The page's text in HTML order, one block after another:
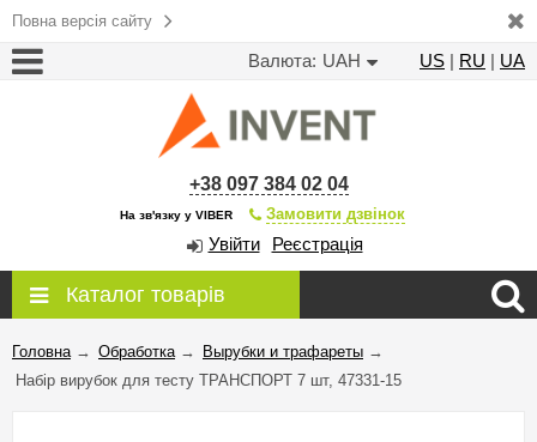
Повна версія сайту
Валюта: UAH US | RU | UA
+38 097 384 02 04
На зв'язку у VIBER Замовити дзвінок
Увійти Реєстрація
Каталог товарів
Головна → Обработка → Вырубки и трафареты →
Набір вирубок для тесту ТРАНСПОРТ 7 шт, 47331-15